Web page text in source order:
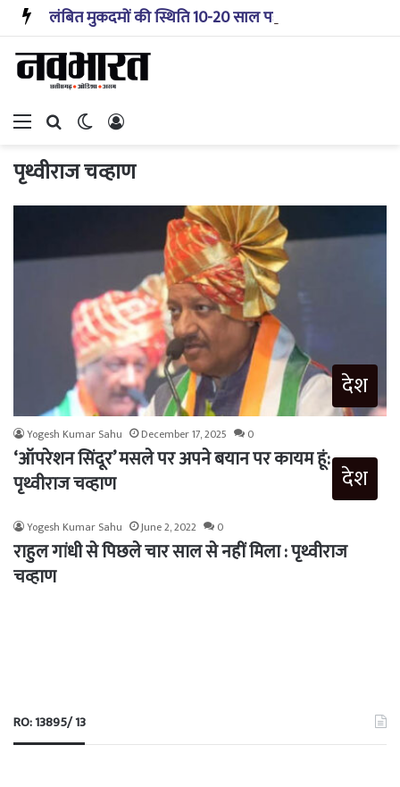
Menu Search forSwitch skin
पृथ्वीराज चव्हाण
देश
Yogesh Kumar Sahu December 17, 2025 0
‘ऑपरेशन सिंदूर’ मसले पर अपने बयान पर कायम हूं:
पृथ्वीराज चव्हाण
देश
Yogesh Kumar Sahu June 2, 2022 0
राहुल गांधी से पिछले चार साल से नहीं मिला : पृथ्वीराज
चव्हाण
RO: 13895/ 13